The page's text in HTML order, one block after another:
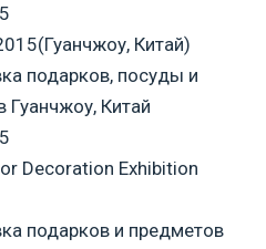
Китай)
подарков, посуды и
Гуанчжоу, Китай
Decoration Exhibition
подарков и предметов